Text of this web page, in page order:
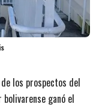
los prospectos del
ganó el